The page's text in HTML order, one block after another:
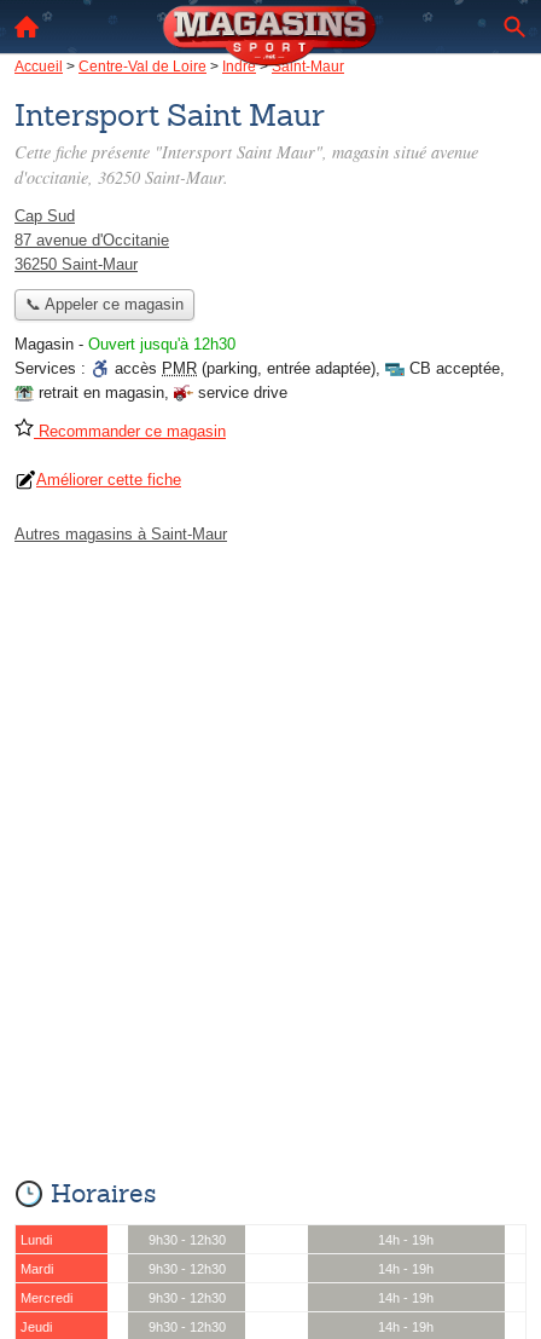
Accueil > Centre-Val de Loire > Indre>Saint-Maur
Intersport Saint Maur
Cette fiche présente "Intersport Saint Maur", magasin situé avenue
d'occitanie, 36250 Saint-Maur.
Cap Sud
87 avenue d'Occitanie
36250 Saint-Maur
📞 Appeler ce magasin
Magasin - Ouvert jusqu'à 12h30
Services :
accès PMR (parking, entrée adaptée), CB acceptée,
retrait en magasin, service drive
Recommander ce magasin
Améliorer cette fiche
Autres magasins à Saint-Maur
Horaires
Lundi 9h30 - 12h30
14h - 19h
Mardi
9h30 - 12h30
14h - 19h
Mercredi
9h30 - 12h30
14h - 19h
Jeudi
9h30 - 12h30
14h - 19h